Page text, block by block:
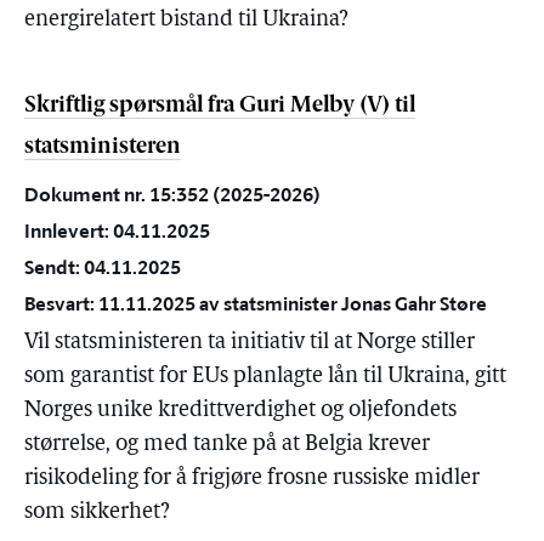
energirelatert bistand til Ukraina?
Skriftlig spørsmål fra Guri Melby (V) til
statsministeren
Dokument nr. 15:352 (2025-2026)
Innlevert: 04.11.2025
Sendt: 04.11.2025
Besvart: 11.11.2025 av statsminister Jonas Gahr Støre
Vil statsministeren ta initiativ til at Norge stiller
som garantist for EUs planlagte lån til Ukraina, gitt
Norges unike kredittverdighet og oljefondets
størrelse, og med tanke på at Belgia krever
risikodeling for å frigjøre frosne russiske midler
som sikkerhet?